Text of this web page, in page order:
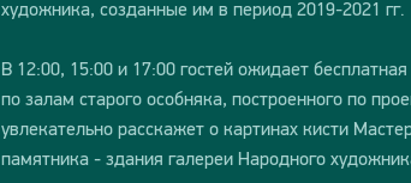
художника, созданные им в период 2019-2021 гг.
В 12:00, 15:00 и 17:00 гостей ожидает
по залам старого особняка, построенного по
увлекательно расскажет о картинах кисти
памятника - здания галереи Народного